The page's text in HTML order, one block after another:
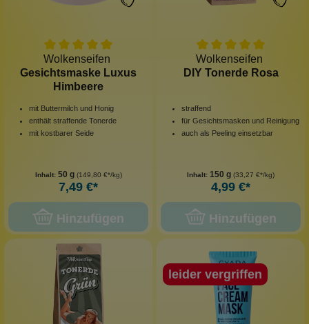
Wolkenseifen
Gesichtsmaske Luxus
Himbeere
mit Buttermilch und Honig
enthält straffende Tonerde
mit kostbarer Seide
Inhalt: 50 g (149,80 €*/kg)
7,49 €*
Hinzufügen
Wolkenseifen
DIY Tonerde Rosa
straffend
für Gesichtsmasken und Reinigung
auch als Peeling einsetzbar
Inhalt: 150 g (33,27 €*/kg)
4,99 €*
Hinzufügen
leider vergriffen